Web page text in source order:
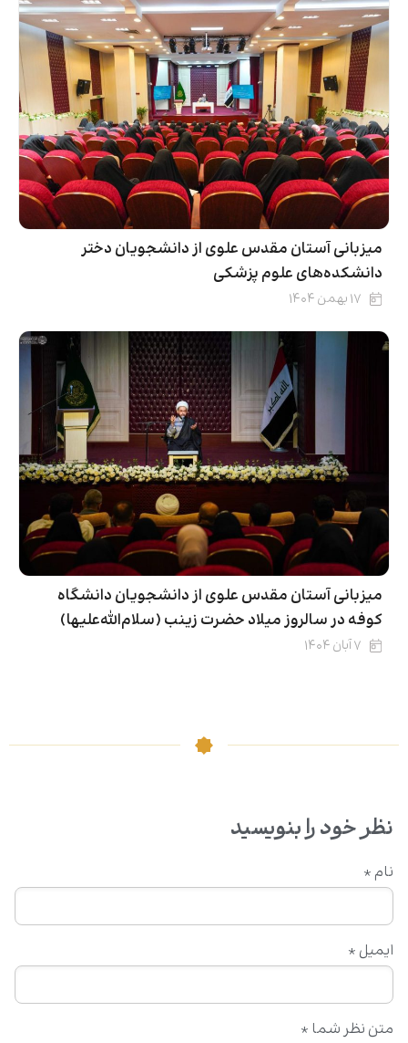
میزبانی آستان مقدس علوی از دانشجویان دختر
دانشکده‌های علوم پزشکی
۱۷ بهمن ۱۴۰۴
میزبانی آستان مقدس علوی از دانشجویان دانشگاه
کوفه در سالروز میلاد حضرت زینب (سلام‌الله‌علیها)
۷ آبان ۱۴۰۴
نظر خود را بنویسید
متن نظر شما *
نام *
ایمیل *